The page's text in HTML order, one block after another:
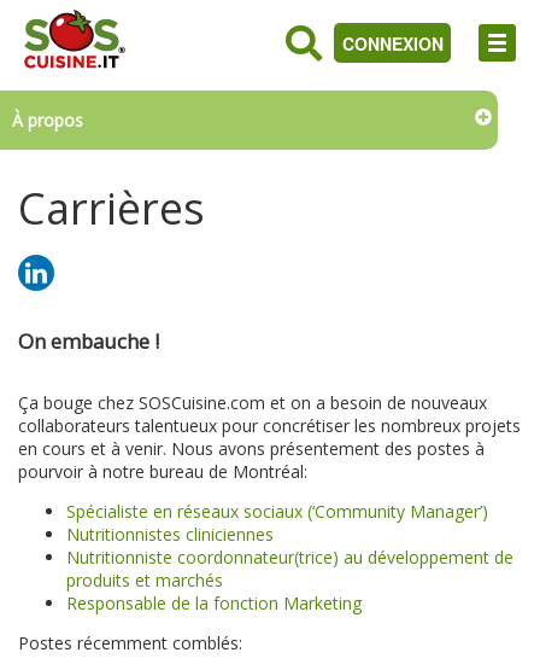
CONNEXION
À propos
Carrières
On embauche !
Ça bouge chez SOSCuisine.com et on a besoin de nouveaux
collaborateurs talentueux pour concrétiser les nombreux projets
en cours et à venir. Nous avons présentement des postes à
pourvoir à notre bureau de Montréal:
Spécialiste en réseaux sociaux (‘Community Manager’)
Nutritionnistes cliniciennes
Nutritionniste coordonnateur(trice) au développement de
produits et marchés
Responsable de la fonction Marketing
Postes récemment comblés: